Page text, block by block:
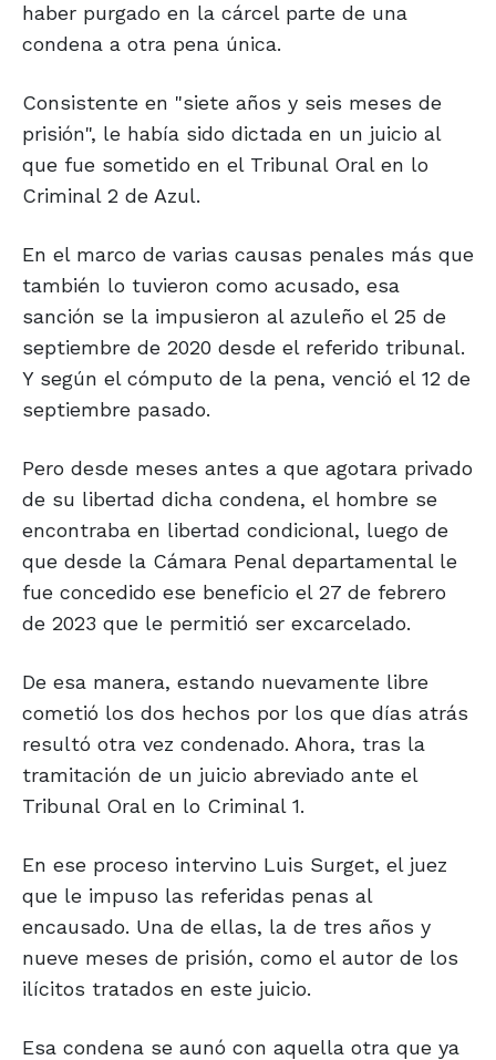
haber purgado en la cárcel parte de una
condena a otra pena única.
Consistente en "siete años y seis meses de
prisión", le había sido dictada en un juicio al
que fue sometido en el Tribunal Oral en lo
Criminal 2 de Azul.
En el marco de varias causas penales más que
también lo tuvieron como acusado, esa
sanción se la impusieron al azuleño el 25 de
septiembre de 2020 desde el referido tribunal.
Y según el cómputo de la pena, venció el 12 de
septiembre pasado.
Pero desde meses antes a que agotara privado
de su libertad dicha condena, el hombre se
encontraba en libertad condicional, luego de
que desde la Cámara Penal departamental le
fue concedido ese beneficio el 27 de febrero
de 2023 que le permitió ser excarcelado.
De esa manera, estando nuevamente libre
cometió los dos hechos por los que días atrás
resultó otra vez condenado. Ahora, tras la
tramitación de un juicio abreviado ante el
Tribunal Oral en lo Criminal 1.
En ese proceso intervino Luis Surget, el juez
que le impuso las referidas penas al
encausado. Una de ellas, la de tres años y
nueve meses de prisión, como el autor de los
ilícitos tratados en este juicio.
Esa condena se aunó con aquella otra que ya